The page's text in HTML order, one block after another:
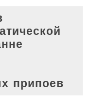
припоев